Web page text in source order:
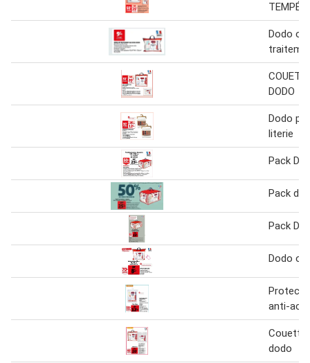
Dodo
DODO
Dodo
literie
Pack
Pack
Pack
Dodo
anti-
Couette
dodo